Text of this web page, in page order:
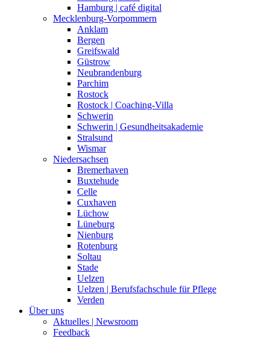
Hamburg | café digital
Mecklenburg-Vorpommern
Anklam
Bergen
Greifswald
Güstrow
Neubrandenburg
Parchim
Rostock
Rostock | Coaching-Villa
Schwerin
Schwerin | Gesundheitsakademie
Stralsund
Wismar
Niedersachsen
Bremerhaven
Buxtehude
Celle
Cuxhaven
Lüchow
Lüneburg
Nienburg
Rotenburg
Soltau
Stade
Uelzen
Uelzen | Berufsfachschule für Pflege
Verden
Über uns
Aktuelles | Newsroom
Feedback